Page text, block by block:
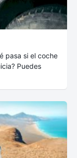
pasa si el coche
Puedes